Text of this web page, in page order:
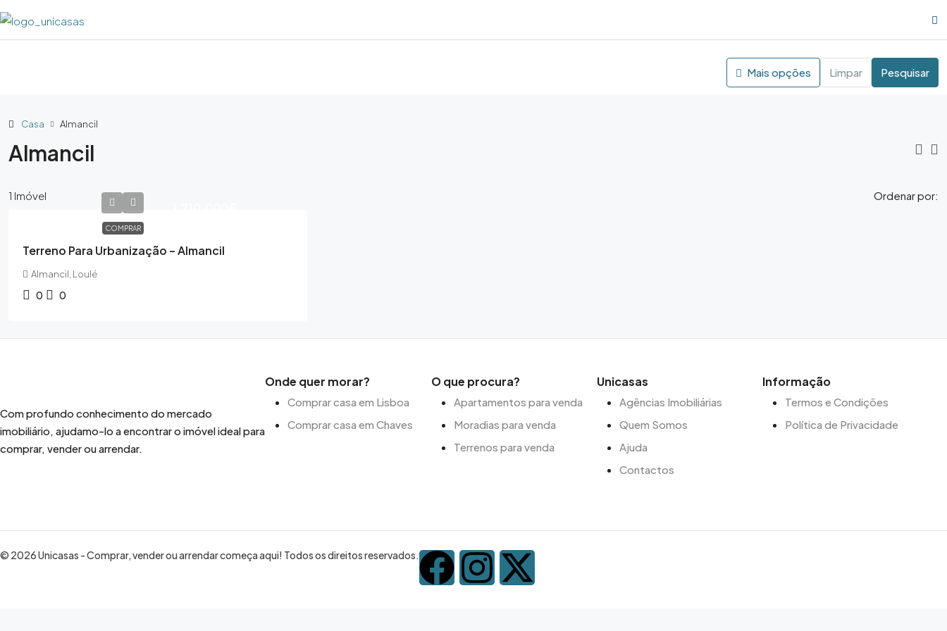
Mais opções Limpar Pesquisar
Casa Almancil
Almancil
1 Imóvel Ordenar por:
COMPRAR
Terreno Para Urbanização – Almancil
Almancil, Loulé
0 0
Com profundo conhecimento do mercado
imobiliário, ajudamo-lo a encontrar o imóvel ideal para
comprar, vender ou arrendar.
Onde quer morar?
Comprar casa em Lisboa
Comprar casa em Chaves
O que procura?
Apartamentos para venda
Moradias para venda
Terrenos para venda
Unicasas
Agências Imobiliárias
Quem Somos
Ajuda
Contactos
Informação
Termos e Condições
Política de Privacidade
© 2026 Unicasas - Comprar, vender ou arrendar começa aqui! Todos os direitos reservados.